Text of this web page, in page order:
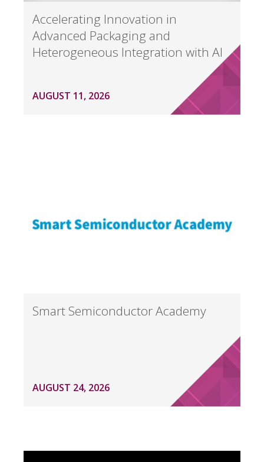
Accelerating Innovation in
Advanced Packaging and
Heterogeneous Integration with AI
AUGUST 11, 2026
Smart Semiconductor Academy
AUGUST 24, 2026